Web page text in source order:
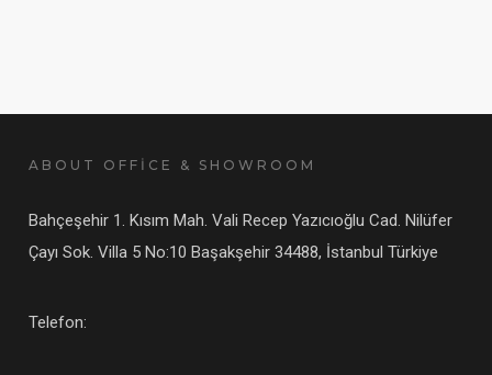
ABOUT OFFİCE & SHOWROOM
Bahçeşehir 1. Kısım Mah. Vali Recep Yazıcıoğlu Cad. Nilüfer
Çayı Sok. Villa 5 No:10 Başakşehir 34488, İstanbul Türkiye
Telefon: